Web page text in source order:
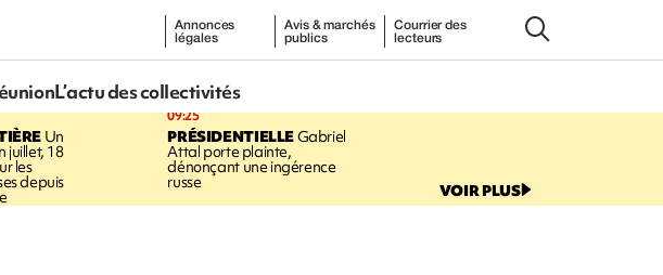
Annonces
légales
Avis & marchés
publics
Courrier des
lecteurs
L’actu des collectivités
Un
juillet, 18
les
depuis
09:25
PRÉSIDENTIELLEGabriel
Attal porte plainte,
dénonçant une ingérence
russe VOIR PLUS